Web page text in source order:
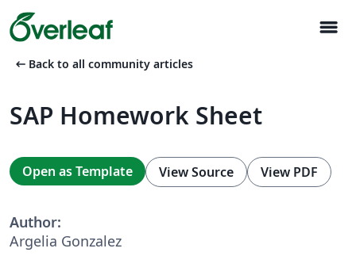
menu
arrow_left_alt Back to all community articles
SAP Homework Sheet
Open as Template View Source View PDF
Author:
Argelia Gonzalez